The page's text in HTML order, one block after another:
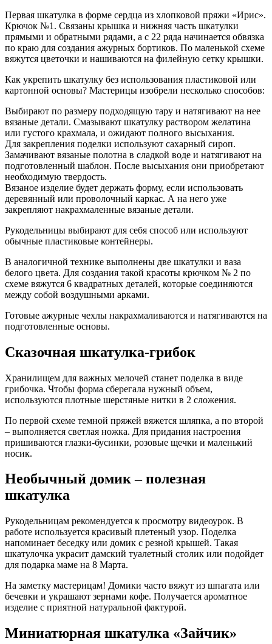
Первая шкатулка в форме сердца из хлопковой пряжи «Ирис».
Крючок №1. Связаны крышка и нижняя часть шкатулки
прямыми и обратными рядами, а с 22 ряда начинается обвязка
по краю для создания ажурных бортиков. По маленькой схеме
вяжутся цветочки и нашиваются на филейную сетку крышки.
Как укрепить шкатулку без использования пластиковой или
картонной основы? Мастерицы изобрели несколько способов:
Выбирают по размеру подходящую тару и натягивают на нее
вязаные детали. Смазывают шкатулку раствором желатина
или густого крахмала, и ожидают полного высыхания.
Для закрепления поделки используют сахарный сироп.
Замачивают вязаные полотна в сладкой воде и натягивают на
подготовленный шаблон. После высыхания они приобретают
необходимую твердость.
Вязаное изделие будет держать форму, если использовать
деревянный или проволочный каркас. А на него уже
закрепляют накрахмаленные вязаные детали.
Рукодельницы выбирают для себя способ или используют
обычные пластиковые контейнеры.
В аналогичной технике выполнены две шкатулки и ваза
белого цвета. Для создания такой красоты крючком № 2 по
схеме вяжутся 6 квадратных деталей, которые соединяются
между собой воздушными арками.
Готовые ажурные чехлы накрахмаливаются и натягиваются на
подготовленные основы.
Сказочная шкатулка-грибок
Хранилищем для важных мелочей станет поделка в виде
грибочка. Чтобы форма сберегала нужный объем,
используются плотные шерстяные нитки в 2 сложения.
По первой схеме темной пряжей вяжется шляпка, а по второй
– выполняется светлая ножка. Для придания настроения
пришиваются глазки-бусинки, розовые щечки и маленький
носик.
Необычный домик – полезная
шкатулка
Рукодельницам рекомендуется к просмотру видеоурок. В
работе используется красивый плетеный узор. Поделка
напоминает беседку или домик с резной крышей. Такая
шкатулочка украсит дамский туалетный столик или подойдет
для подарка маме на 8 Марта.
На заметку мастерицам! Домики часто вяжут из шпагата или
бечевки и украшают зернами кофе. Получается ароматное
изделие с приятной натуральной фактурой.
Миниатюрная шкатулка «Зайчик»